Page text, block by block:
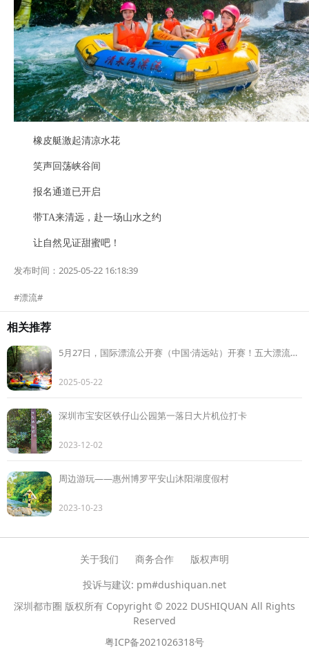
橡皮艇激起清凉水花
笑声回荡峡谷间
报名通道已开启
带TA来清远，赴一场山水之约
让自然见证甜蜜吧！
发布时间： 2025-05-22 16:18:39
漂流
相关推荐
5月27日，国际漂流公开赛（中国·清远站）开赛！五大漂流景区浪漫邀约、免费漂流......
2025-05-22
深圳市宝安区铁仔山公园第一落日大片机位打卡
2023-12-02
周边游玩——惠州博罗平安山沐阳湖度假村
2023-10-23
关于我们 商务合作
版权声明
投诉与建议: pm#dushiquan.net
深圳都市圈 版权所有 Copyright © 2022 DUSHIQUAN All Rights
Reserved
粤ICP备2021026318号